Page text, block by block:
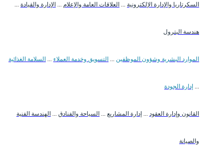
السكرتاريا والإدارة الإلكترونية العلاقات العامة والإعلام الإدارة والقيادة
هندسة البترول
الموارد البشرية وشؤون الموظفين التسويق وخدمة العملاء السلامة الغذائية
إدارة الجودة
القانون وإدارة العقود إدارة المشاريع السياحة والفنادق الهندسة الفنية
والصيانة